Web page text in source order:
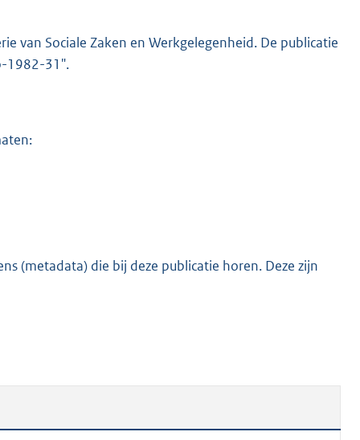
r
K
van Sociale Zaken en Werkgelegenheid. De publicatie
1982-31".
(metadata) die bij deze publicatie horen. Deze zijn